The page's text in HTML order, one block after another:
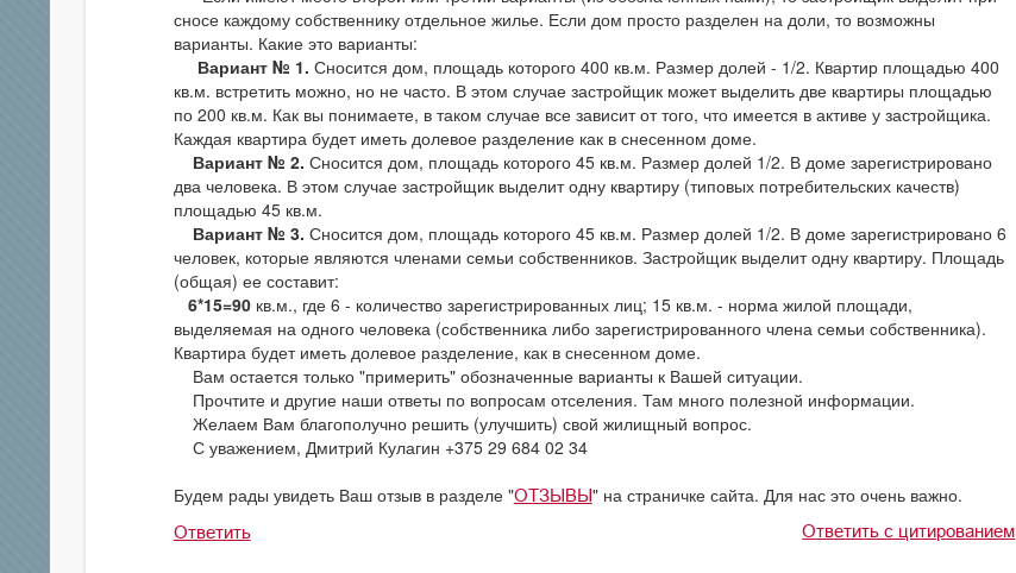
сносе каждому собственнику отдельное жилье. Если дом просто разделен на доли, то возможны
варианты. Какие это варианты:
Вариант № 1. Сносится дом, площадь которого 400 кв.м. Размер долей - 1/2. Квартир площадью 400
кв.м. встретить можно, но не часто. В этом случае застройщик может выделить две квартиры площадью
по 200 кв.м. Как вы понимаете, в таком случае все зависит от того, что имеется в активе у застройщика.
Каждая квартира будет иметь долевое разделение как в снесенном доме.
Вариант № 2. Сносится дом, площадь которого 45 кв.м. Размер долей 1/2. В доме зарегистрировано
два человека. В этом случае застройщик выделит одну квартиру (типовых потребительских качеств)
площадью 45 кв.м.
Вариант № 3. Сносится дом, площадь которого 45 кв.м. Размер долей 1/2. В доме зарегистрировано 6
человек, которые являются членами семьи собственников. Застройщик выделит одну квартиру. Площадь
(общая) ее составит:
6*15=90кв.м., где 6 - количество зарегистрированных лиц; 15 кв.м. - норма жилой площади,
выделяемая на одного человека (собственника либо зарегистрированного члена семьи собственника).
Квартира будет иметь долевое разделение, как в снесенном доме.
Вам остается только "примерить" обозначенные варианты к Вашей ситуации.
Прочтите и другие наши ответы по вопросам отселения. Там много полезной информации.
Желаем Вам благополучно решить (улучшить) свой жилищный вопрос.
С уважением, Дмитрий Кулагин +375 29 684 02 34
Будем рады увидеть Ваш отзыв в разделе "ОТЗЫВЫ" на страничке сайта. Для нас это очень важно.
Ответить Ответить с цитированием